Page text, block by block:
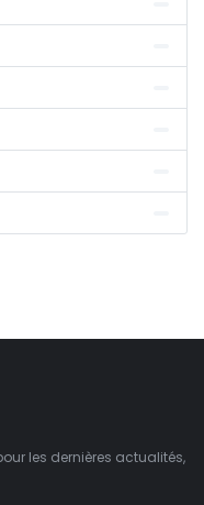
les dernières actualités,